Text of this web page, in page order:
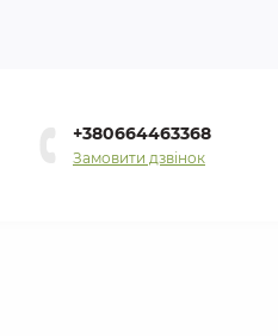
+380664463368
Замовити дзвінок